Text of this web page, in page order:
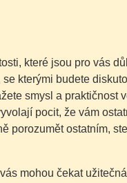
které jsou pro vás
kterými budete
smysl a praktičnost
pocit, že vám
porozumět ostatním,
mohou čekat